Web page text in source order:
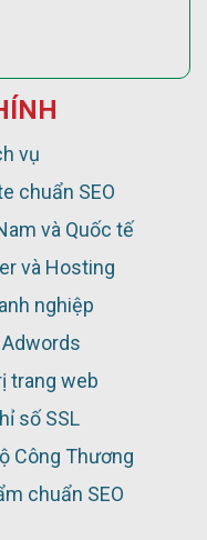
vụ
chuẩn SEO
và Quốc tế
và Hosting
nghiệp
trang web
số SSL
Công Thương
chuẩn SEO